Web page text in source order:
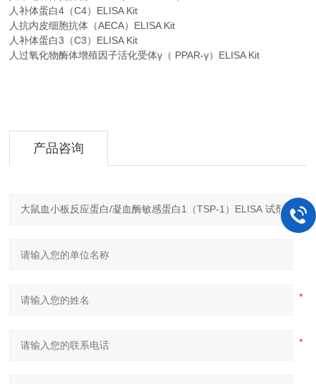
人补体蛋白4（C4）ELISA Kit
人抗内皮细胞抗体（AECA）ELISA Kit
人补体蛋白3（C3）ELISA Kit
人过氧化物酶体增殖因子活化受体γ（ PPAR-γ）ELISA Kit
产品咨询